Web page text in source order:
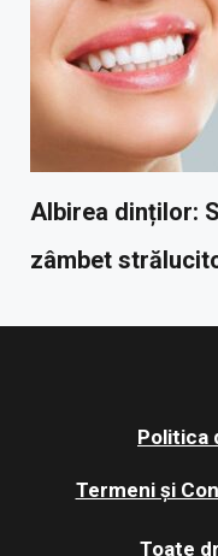
Albirea dinților:
zâmbet
Politica
Termeni și
Toate